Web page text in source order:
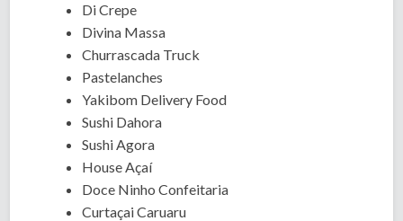
Di Crepe
Divina Massa
Churrascada Truck
Pastelanches
Yakibom Delivery Food
Sushi Dahora
Sushi Agora
House Açaí
Doce Ninho Confeitaria
Curtaçai Caruaru